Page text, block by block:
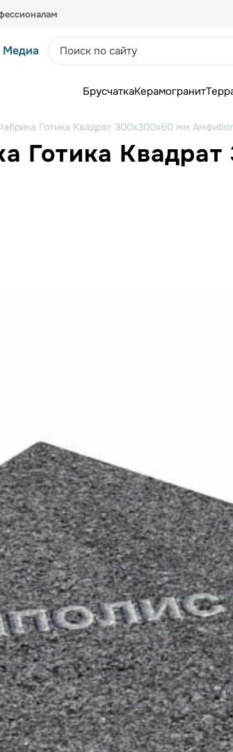
Медиа
БрусчаткаКерамогранит
Готика Квадрат 300х300х60 мм
Готика